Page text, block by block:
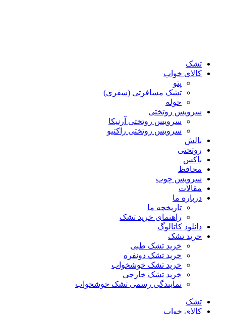
تشک
کالای خواب
پتو
تشک مسافرتی (سفری)
حوله
سرویس روتختی
سرویس روتختی آرنیکا
سرویس روتختی راکتیو
بالش
روتختی
باکس
محافظ
سرویس چوب
مقالات
درباره ما
تاریخچه ما
راهنمای خرید تشک
دانلود کاتالوگ
خرید تشک
خرید تشک طبی
خرید تشک دونفره
خرید تشک خوشخواب
خرید تشک خارجی
نمایندگی رسمی تشک خوشخواب
تشک
کالای خواب